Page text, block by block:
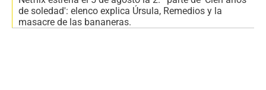
de soledad': elenco explica Úrsula, Remedios y la
masacre de las bananeras.